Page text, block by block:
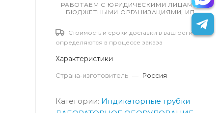
РАБОТАЕМ С ЮРИДИЧЕСКИМИ ЛИЦАМИ,
БЮДЖЕТНЫМИ ОРГАНИЗАЦИЯМИ, ИП
Стоимость и сроки доставки в ваш регион
определяются в процессе заказа
Характеристики
Страна-изготовитель — Россия
Категории: Индикаторные трубки